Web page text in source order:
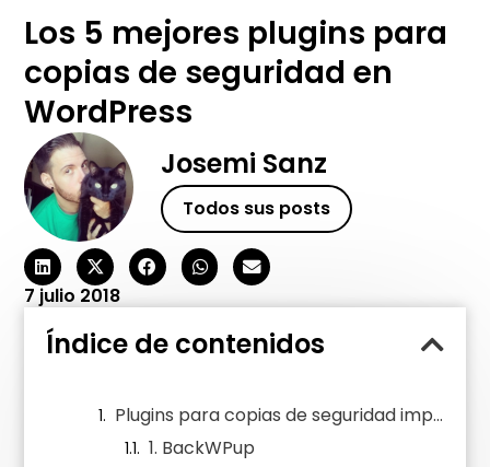
Los 5 mejores plugins para
copias de seguridad en
WordPress
Josemi Sanz
Todos sus posts
7 julio 2018
Índice de contenidos
Plugins para copias de seguridad imprescindibles en tu WordPress
1. BackWPup